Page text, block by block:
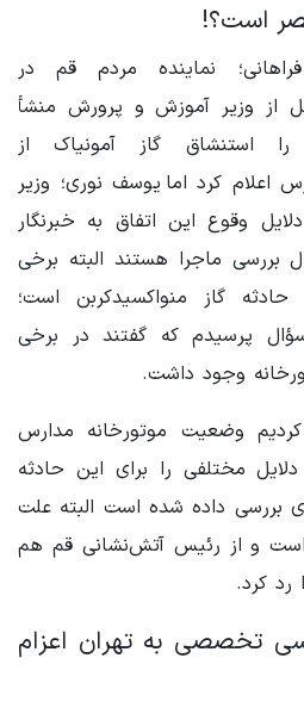
است؟!
نماینده مردم قم در
از وزیر آموزش و پرورش منشأ
استنشاق گاز آمونیاک از
اعلام کرد اما یوسف نوری؛ وزیر
وقوع این اتفاق به خبرنگار
بررسی ماجرا هستند البته برخی
گاز منواکسیدکربن است؛
سؤال پرسیدم که گفتند در برخی
وجود داشت.
کردیم وضعیت موتورخانه مدارس
مختلفی را برای این حادثه
بررسی داده شده است البته علت
است و از رئیس آتش‌نشانی قم هم
رد کرد.
تخصصی به تهران اعزام